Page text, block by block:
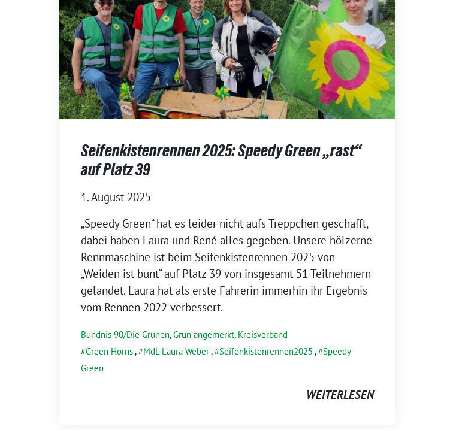
Seifenkistenrennen 2025: Speedy Green „rast“
auf Platz 39
1. August 2025
„Speedy Green“ hat es leider nicht aufs Treppchen geschafft,
dabei haben Laura und René alles gegeben. Unsere hölzerne
Rennmaschine ist beim Seifenkistenrennen 2025 von
„Weiden ist bunt“ auf Platz 39 von insgesamt 51 Teilnehmern
gelandet. Laura hat als erste Fahrerin immerhin ihr Ergebnis
vom Rennen 2022 verbessert.
Bündnis 90/Die Grünen,Grün angemerkt, Kreisverband
Green Horns, MdL Laura Weber, Seifenkistenrennen2025 , Speedy
Green
WEITERLESEN